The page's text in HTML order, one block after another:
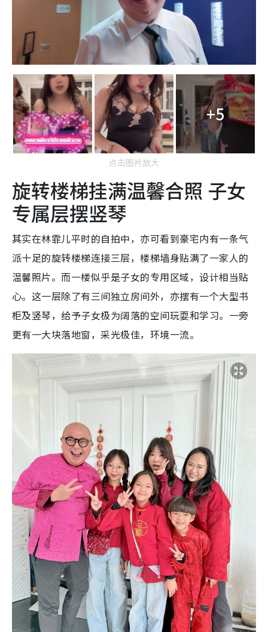
+5
点击图片放大
旋转楼梯挂满温馨合照 子女
专属层摆竖琴
其实在林霏儿平时的自拍中，亦可看到豪宅内有一条气
派十足的旋转楼梯连接三层，楼梯墙身贴满了一家人的
温馨照片。而一楼似乎是子女的专用区域，设计相当贴
心。这一层除了有三间独立房间外，亦摆有一个大型书
柜及竖琴，给予子女极为阔落的空间玩耍和学习。一旁
更有一大块落地窗，采光极佳，环境一流。